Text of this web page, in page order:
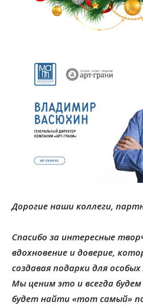
Дорогие наши коллеги,
Спасибо за интересные
вдохновение и доверие,
создавая подарки для
Мы ценим это и всегда
будет найти «тот самый»